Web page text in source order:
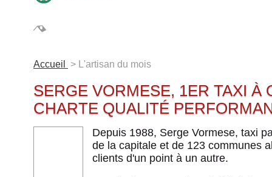
Accueil > L'artisan du mois
SERGE VORMESE, 1ER TAXI À
CHARTE QUALITÉ
Depuis 1988, Serge Vormese, taxi
de la capitale et de 123 communes
clients d'un point à un autre.